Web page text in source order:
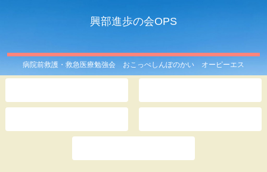
興部進歩の会OPS
病院前救護・救急医療勉強会 おこっぺしんぽのかい オーピーエス